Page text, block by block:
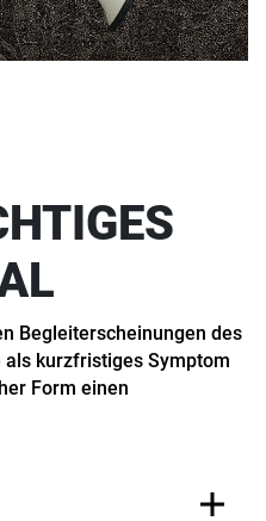
Begleiterscheinungen des
kurzfristiges Symptom
Form einen